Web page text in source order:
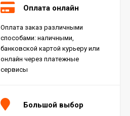
Оплата онлайн
Оплата заказ различными
способами: наличными,
банковской картой курьеру или
онлайн через платежные
сервисы
Большой выбор
Керамогранит Italon
Charme Extra Silver Ret
60x120, 610010001196
Charme Evo Imperiale
Ret 60x120,